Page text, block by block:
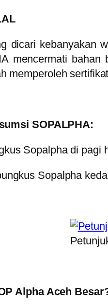
dicari kebanyakan
mencermati
memperoleh
SOPALPHA:
Sopalpha di pagi
Sopalpha
Alpha Aceh